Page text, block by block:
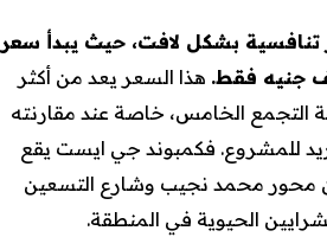
بشكل لافت، حيث يبدأ سعر
هذا السعر يعد من أكثر
التجمع الخامس، خاصة عند مقارنته
للمشروع. فكمبوند جي ايست يقع
محور محمد نجيب وشارع التسعين
الحيوية في المنطقة.